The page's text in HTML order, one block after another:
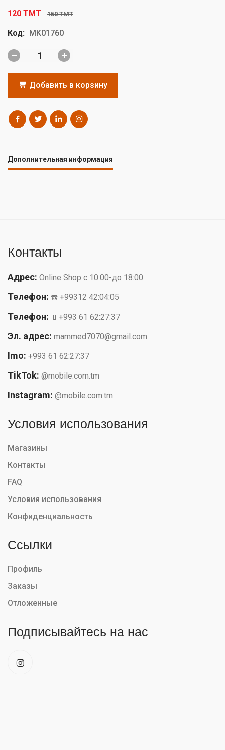
120 TMT 150 TMT
Код: MK01760
Добавить в корзину
Дополнительная информация
Контакты
Адрес: Online Shop с 10:00-до 18:00
Телефон: ☎️ +99312 42:04:05
Телефон: 📱+993 61 62:27:37
Эл. адрес: mammed7070@gmail.com
Imo: +993 61 62:27:37
TikTok: @mobile.com.tm
Instagram: @mobile.com.tm
Условия использования
Магазины
Контакты
FAQ
Условия использования
Конфиденциальность
Ссылки
Профиль
Заказы
Отложенные
Подписывайтесь на нас